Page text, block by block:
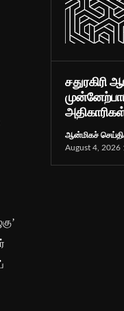
சதுரகிரி
ஆன்மிகச்
August 4, 2026